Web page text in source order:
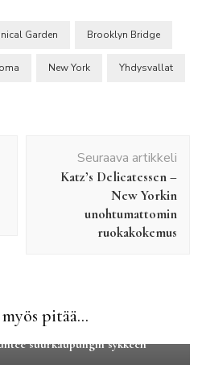
Garden Brooklyn Bridge
New York Yhdysvallat
Seuraava artikkeli
Katz’s Delicatessen –
New Yorkin
unohtumattomin
ruokakokemus
pitää...
suurkaupungin sykkeen